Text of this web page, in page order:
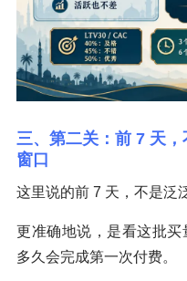
三、第二关：前 7 天
窗口
这里说的前 7 天，不是泛
更准确地说，是看这批买
多久会完成第一次付费。